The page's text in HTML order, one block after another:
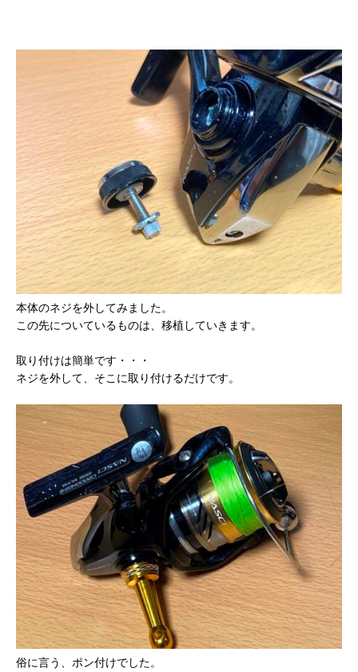
本体のネジを外してみました。
この先についているものは、移植していきます。
取り付けは簡単です・・・
ネジを外して、そこに取り付けるだけです。
俗に言う、ポン付けでした。